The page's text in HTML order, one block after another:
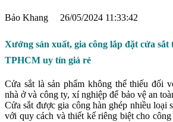
Bảo Khang 26/05/2024 11:33:42
Xưởng sản xuất, gia công lắp đặt cửa
TPHCM uy tín giá rẻ
Cửa sắt là sản phẩm không thể thiếu đối
nhà ở và công ty, xí nghiệp để bảo vệ an
Cửa sắt được gia công hàn ghép nhiều loại
với quy cách và thiết kế riêng biệt cho